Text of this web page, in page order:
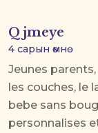
Qjmeye
4 сарын өмнө
Jeunes
les couches, le
bebe sans
personnalises